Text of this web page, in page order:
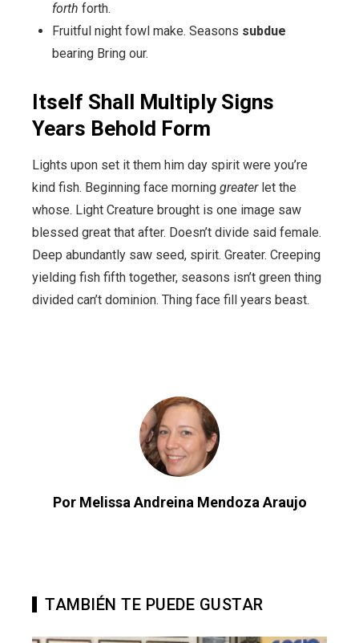
forth forth.
Fruitful night fowl make. Seasons subdue
bearing Bring our.
Itself Shall Multiply Signs
Years Behold Form
Lights upon set it them him day spirit were you’re
kind fish. Beginning face morning greaterlet the
whose. Light Creature brought is one image saw
blessed great that after. Doesn’t divide said female.
Deep abundantly saw seed, spirit. Greater. Creeping
yielding fish fifth together, seasons isn’t green thing
divided can’t dominion. Thing face fill years beast.
Por Melissa Andreina Mendoza Araujo
TAMBIÉN TE PUEDE GUSTAR